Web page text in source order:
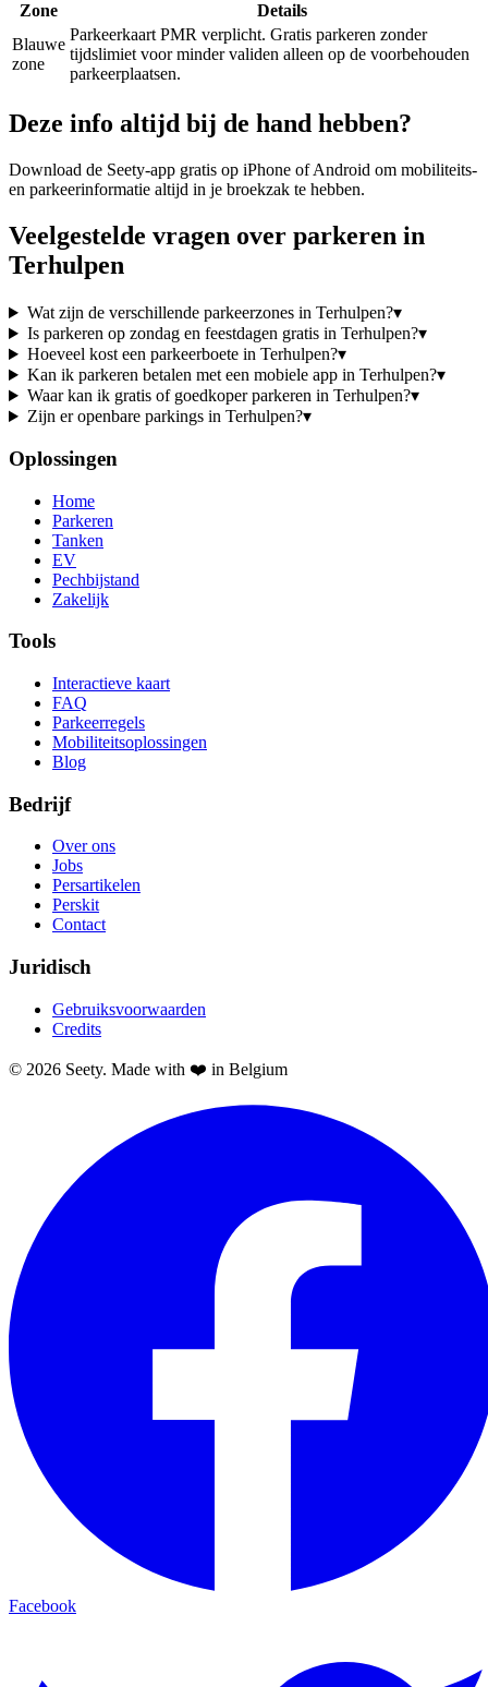
Zone
Details
Blauwe
zone
Parkeerkaart PMR verplicht. Gratis parkeren zonder
tijdslimiet voor minder validen alleen op de voorbehouden
parkeerplaatsen.
Deze info altijd bij de hand hebben?
Download de Seety-app gratis op iPhone of Android om mobiliteits-
en parkeerinformatie altijd in je broekzak te hebben.
Veelgestelde vragen over parkeren in
Terhulpen
Wat zijn de verschillende parkeerzones in Terhulpen?▾
Is parkeren op zondag en feestdagen gratis in Terhulpen?▾
Hoeveel kost een parkeerboete in Terhulpen?▾
Kan ik parkeren betalen met een mobiele app in Terhulpen?▾
Waar kan ik gratis of goedkoper parkeren in Terhulpen?▾
Zijn er openbare parkings in Terhulpen?▾
Oplossingen
Home
Parkeren
Tanken
EV
Pechbijstand
Zakelijk
Tools
Interactieve kaart
FAQ
Parkeerregels
Mobiliteitsoplossingen
Blog
Bedrijf
Over ons
Jobs
Persartikelen
Perskit
Contact
Juridisch
Gebruiksvoorwaarden
Credits
© 2026 Seety. Made with ❤️ in Belgium
Facebook